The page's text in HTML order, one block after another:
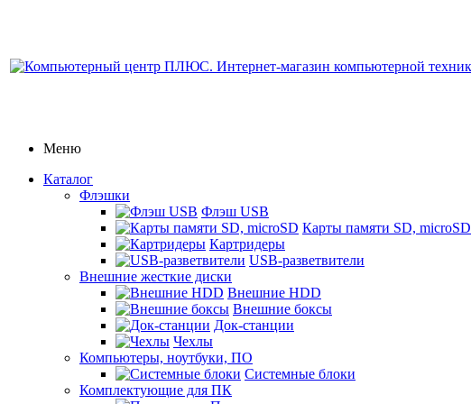
Меню
Каталог
Флэшки
Флэш USB
Карты памяти SD, microSD
Картридеры
USB-разветвители
Внешние жесткие диски
Внешние HDD
Внешние боксы
Док-станции
Чехлы
Компьютеры, ноутбуки, ПО
Системные блоки
Комплектующие для ПК